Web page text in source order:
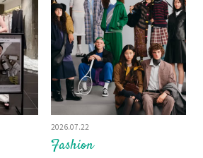
Fashion
2026.07.22